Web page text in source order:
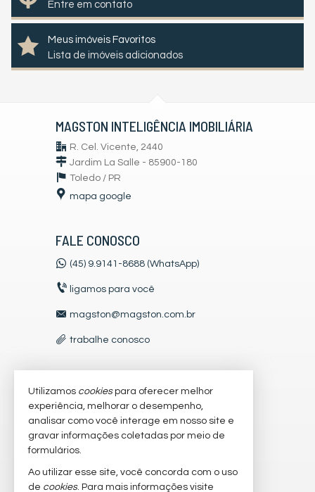
Entre em contato
Meus imóveis Favoritos
Lista de imóveis adicionados
MAGSTON INTELIGÊNCIA IMOBILIÁRIA
R. Cel. Vicente, 2440
Jardim La Salle - 85900-180
Toledo / PR
mapa google
FALE CONOSCO
(45) 9.9141-8688 (WhatsApp)
ligamos para você
magston@magston.com.br
trabalhe conosco
VEJA MAIS
receba nosso newsletter
imóveis favoritos
Utilizamos cookiespara oferecer melhor
experiência, melhorar o desempenho,
analisar como você interage em nosso site e
gravar informações coletadas por meio de
formulários.
Ao utilizar esse site, você concorda com o uso
de cookies. Para mais informações visite